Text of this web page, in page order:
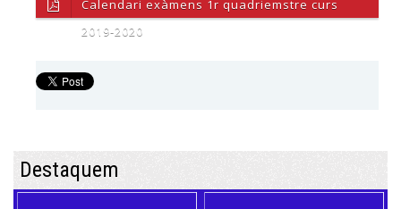
Calendari exàmens 1r quadriemstre curs
2019-2020
Destaquem